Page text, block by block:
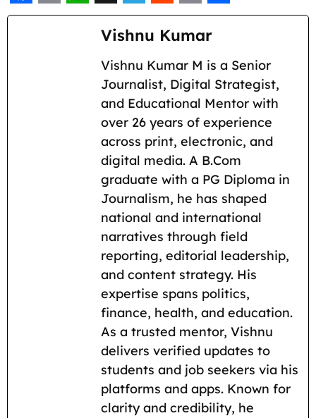
F E W X T
e
l
e
g
r
a
m
R
e
d
d
i
t
C
o
p
y
L
i
n
k
S
h
a
r
e
Vishnu Kumar
Vishnu Kumar M is a Senior
Journalist, Digital Strategist,
and Educational Mentor with
over 26 years of experience
across print, electronic, and
digital media. A B.Com
graduate with a PG Diploma in
Journalism, he has shaped
national and international
narratives through field
reporting, editorial leadership,
and content strategy. His
expertise spans politics,
finance, health, and education.
As a trusted mentor, Vishnu
delivers verified updates to
students and job seekers via his
platforms and apps. Known for
clarity and credibility, he